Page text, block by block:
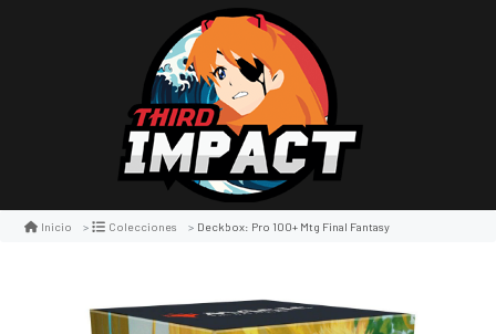
Inicio Colecciones Deckbox: Pro 100+ Mtg Final Fantasy